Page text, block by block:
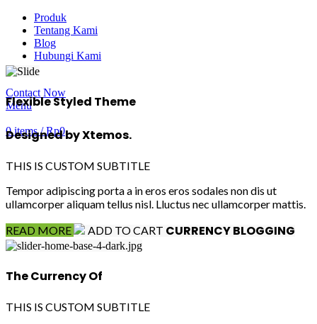
Produk
Tentang Kami
Blog
Hubungi Kami
Contact Now
Menu
0items / Rp0
Flexible Styled Theme
Designed by Xtemos.
THIS IS CUSTOM SUBTITLE
Tempor adipiscing porta a in eros eros sodales non dis ut
ullamcorper aliquam tellus nisl. Lluctus nec ullamcorper mattis.
READ MORE
ADD TO CART CURRENCYBLOGGING
The Currency Of
THIS IS CUSTOM SUBTITLE